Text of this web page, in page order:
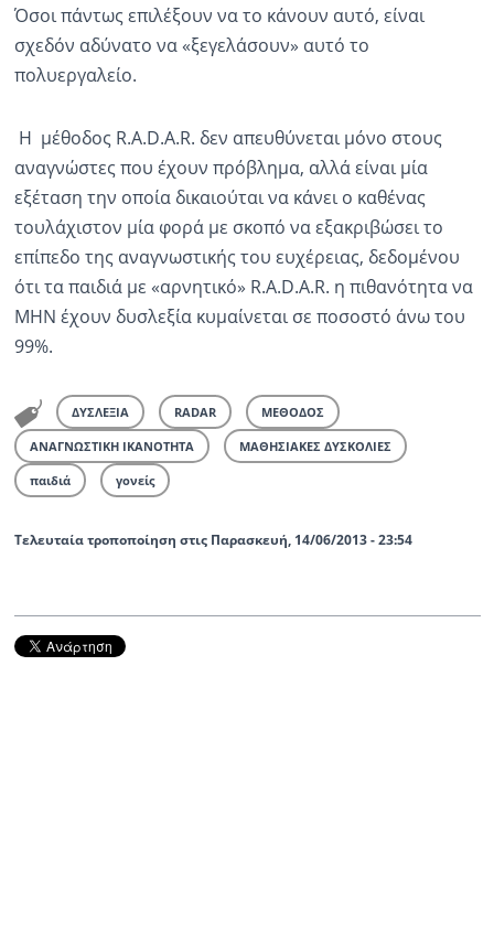
Όσοι πάντως επιλέξουν να το κάνουν αυτό, είναι
σχεδόν αδύνατο να «ξεγελάσουν» αυτό το
πολυεργαλείο.
Η μέθοδος R.A.D.A.R. δεν απευθύνεται μόνο στους
αναγνώστες που έχουν πρόβλημα, αλλά είναι μία
εξέταση την οποία δικαιούται να κάνει ο καθένας
τουλάχιστον μία φορά με σκοπό να εξακριβώσει το
επίπεδο της αναγνωστικής του ευχέρειας, δεδομένου
ότι τα παιδιά με «αρνητικό» R.A.D.A.R. η πιθανότητα να
ΜΗΝ έχουν δυσλεξία κυμαίνεται σε ποσοστό άνω του
99%.
ΔΥΣΛΕΞΙΑ RADAR ΜΕΘΟΔΟΣ
ΑΝΑΓΝΩΣΤΙΚΗ ΙΚΑΝΟΤΗΤΑ ΜΑΘΗΣΙΑΚΕΣ ΔΥΣΚΟΛΙΕΣ
παιδιά γονείς
Τελευταία τροποποίηση στις Παρασκευή, 14/06/2013 - 23:54